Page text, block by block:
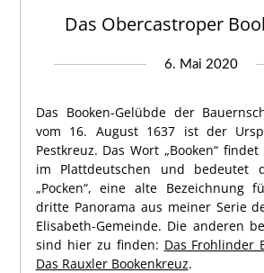
Das Obercastroper
6. Mai 2020
Das Booken-Gelübde der
vom 16. August 1637 ist der
Pestkreuz. Das Wort „Booken“
im Plattdeutschen und bedeutet
„Pocken“, eine alte Bezeichnung
dritte Panorama aus meiner Serie
Elisabeth-Gemeinde. Die anderen
sind hier zu finden: Das Frohlinder
Das Rauxler Bookenkreuz.